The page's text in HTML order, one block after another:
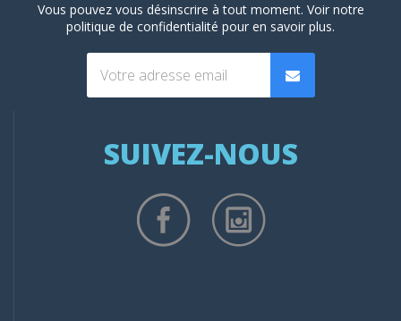
Vous pouvez vous désinscrire à tout moment. Voir notre
politique de confidentialité pour en savoir plus.
SUIVEZ-NOUS